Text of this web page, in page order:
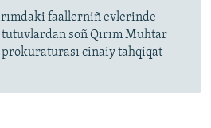
faallerniñ evlerinde
soñ Qırım Muhtar
cinaiy tahqiqat